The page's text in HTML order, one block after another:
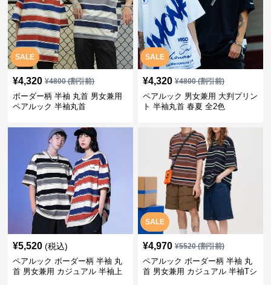
SALE
¥4,320 ¥4800(割引前)
ボーダー柄 半袖 丸首 男女兼用
ペアルック 半袖丸首
SALE
¥4,320 ¥4800(割引前)
ペアルック 男女兼用 大判プリン
ト 半袖丸首 春夏 全2色
¥5,520 (税込)
ペアルック ボーダー柄 半袖 丸
首 男女兼用 カジュアル 半袖上
SALE
¥4,970 ¥5520(割引前)
ペアルック ボーダー柄 半袖 丸
首 男女兼用 カジュアル 半袖Tシ